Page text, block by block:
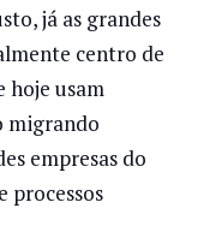
já as grandes
centro de
hoje usam
migrando
empresas do
processos